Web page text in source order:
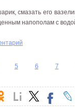
смазать его
напополам с
5 6 7